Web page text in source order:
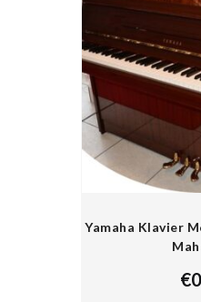
Yamaha Klavier
€